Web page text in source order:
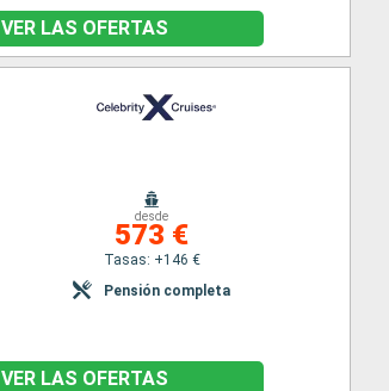
VER LAS OFERTAS
desde
573 €
Tasas: +146 €
Pensión completa
VER LAS OFERTAS